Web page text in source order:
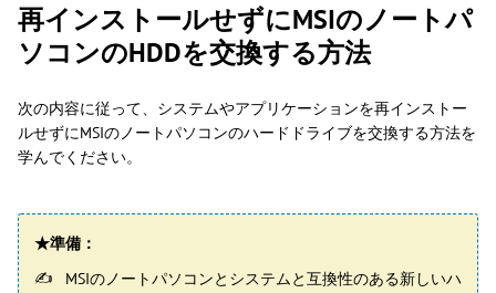
再インストールせずにMSIのノートパ
ソコンのHDDを交換する方法
次の内容に従って、システムやアプリケーションを再インストー
ルせずにMSIのノートパソコンのハードドライブを交換する方法を
学んでください。
★準備：
MSIのノートパソコンとシステムと互換性のある新しいハ